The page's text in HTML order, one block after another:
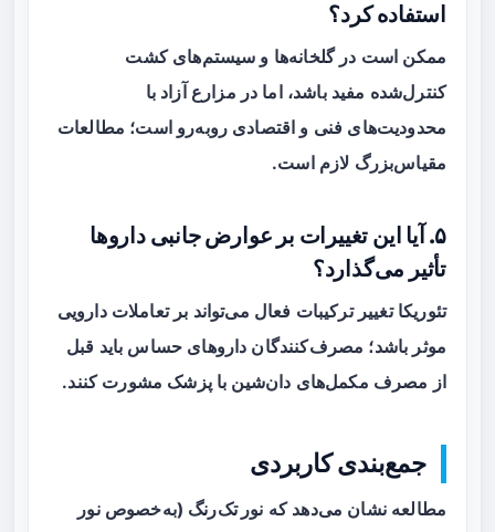
استفاده کرد؟
ممکن است در گلخانه‌ها و سیستم‌های کشت
کنترل‌شده مفید باشد، اما در مزارع آزاد با
محدودیت‌های فنی و اقتصادی روبه‌رو است؛ مطالعات
مقیاس‌بزرگ لازم است.
۵. آیا این تغییرات بر عوارض جانبی داروها
تأثیر می‌گذارد؟
تئوریکا تغییر ترکیبات فعال می‌تواند بر تعاملات دارویی
موثر باشد؛ مصرف‌کنندگان داروهای حساس باید قبل
از مصرف مکمل‌های دان‌شین با پزشک مشورت کنند.
جمع‌بندی کاربردی
مطالعه نشان می‌دهد که نور تک‌رنگ (به‌خصوص نور